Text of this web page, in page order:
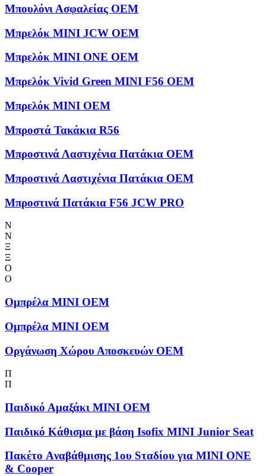
Μπουλόνι Ασφαλείας OEM
Μπρελόκ MINI JCW OEM
Μπρελόκ MINI ONE OEM
Μπρελόκ Vivid Green MINI F56 OEM
Μπρελόκ ΜΙΝΙ OEM
Μπροστά Τακάκια R56
Μπροστινά Λαστιχένια Πατάκια OEM
Μπροστινά Λαστιχένια Πατάκια OEM
Μπροστινά Πατάκια F56 JCW PRO
Ν
Ν
Ξ
Ξ
Ο
Ο
Ομπρέλα MINI OEM
Ομπρέλα MINI OEM
Οργάνωση Χώρου Αποσκευών OEM
Π
Π
Παιδικό Αμαξάκι MINI OEM
Παιδικό Κάθισμα με βάση Isofix MINI Junior Seat
Πακέτο Aναβάθμισης 1ου Sταδίου για MINI ONE
& Cooper